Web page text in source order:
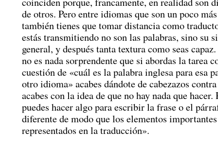
de otros. Pero entre idiomas que son un poco
también tienes que tomar distancia como
estás transmitiendo no son las palabras, sino su
general, y después tanta textura como seas
no es nada sorprendente que si abordas la tarea
cuestión de «cuál es la palabra inglesa para esa
otro idioma» acabes dándote de cabezazos
acabes con la idea de que no hay nada que hacer.
puedes hacer algo para escribir la frase o el
diferente de modo que los elementos
representados en la traducción».